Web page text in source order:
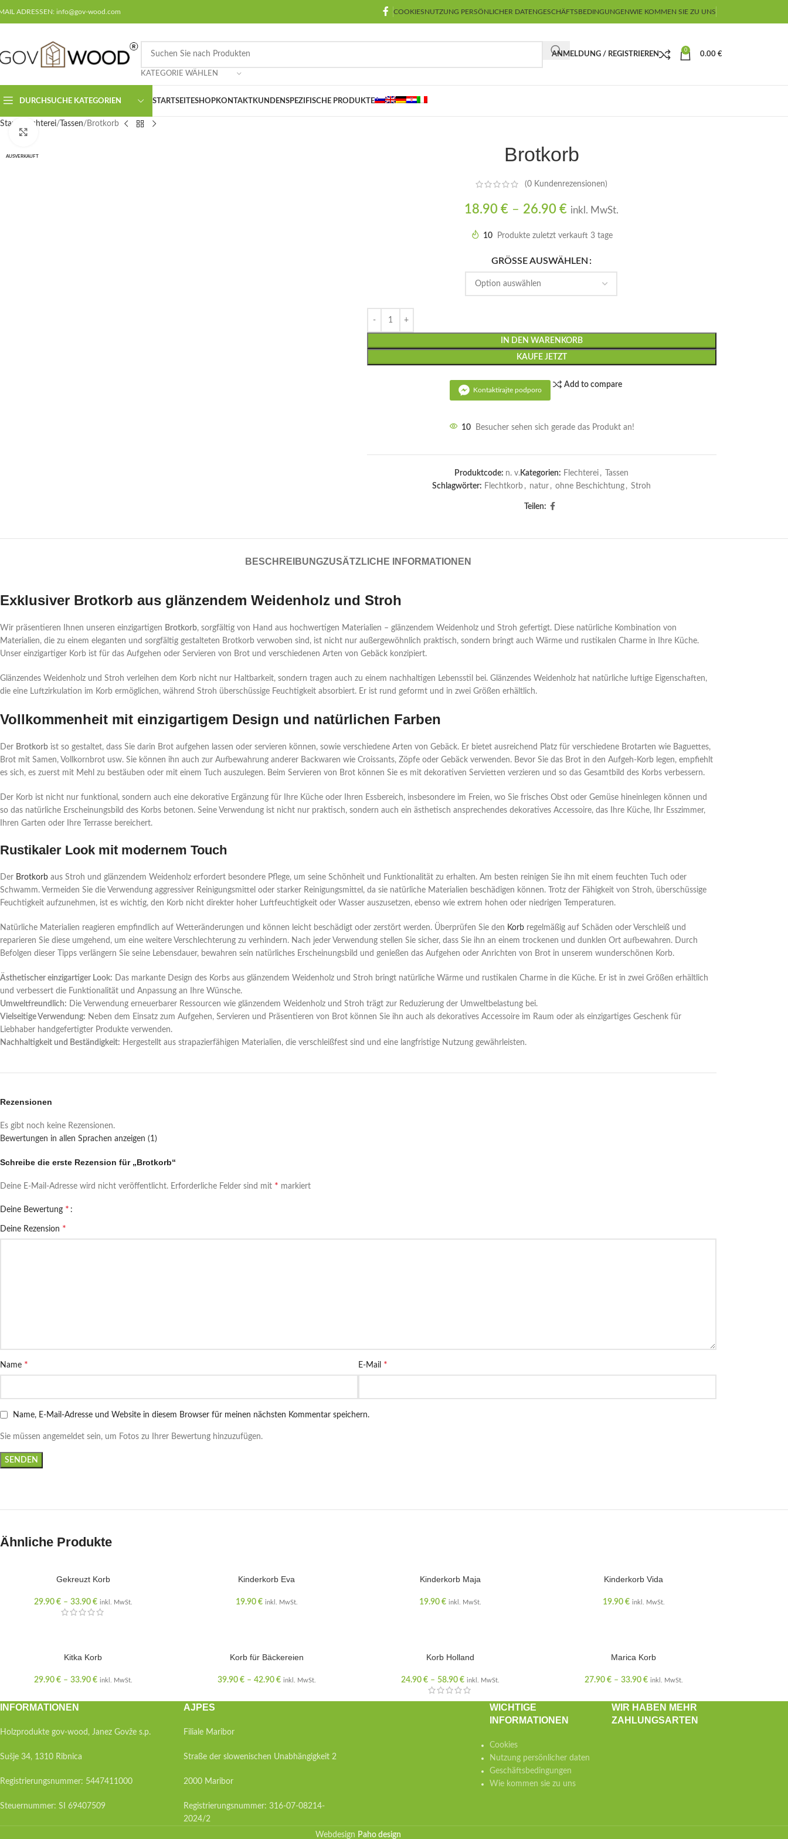
ADRESSEN: info@gov-wood.com COOKIESNUTZUNG PERSÖNLICHER DATENGESCHÄFTSBEDINGUNGENWIE KOMMEN SIE ZU UNS
KATEGORIE WÄHLEN
ANMELDUNG / REGISTRIEREN
0
0.00 €
DURCHSUCHE KATEGORIEN STARTSEITESHOPKONTAKTKUNDENSPEZIFISCHE PRODUKTE
Start Flechterei Tassen Brotkorb
AUSVERKAUFT Brotkorb
(0 Kundenrezensionen)
18.90€ – 26.90€ inkl. MwSt.
10 Produkte zuletzt verkauft 3 tage
GRÖSSE AUSWÄHLEN
IN DEN WARENKORB
KAUFE JETZT
Kontaktirajte podporo
Add to compare
10 Besucher sehen sich gerade das Produkt an!
Produktcode: n. v.Kategorien: Flechterei ,
Tassen
Schlagwörter: Flechtkorb , natur , ohne Beschichtung , Stroh
Teilen:
BESCHREIBUNGZUSÄTZLICHE INFORMATIONEN
Exklusiver Brotkorb aus glänzendem Weidenholz und Stroh
Wir präsentieren Ihnen unseren einzigartigen Brotkorb, sorgfältig von Hand aus hochwertigen Materialien – glänzendem Weidenholz und Stroh gefertigt. Diese natürliche Kombination von
Materialien, die zu einem eleganten und sorgfältig gestalteten Brotkorb verwoben sind, ist nicht nur außergewöhnlich praktisch, sondern bringt auch Wärme und rustikalen Charme in Ihre Küche.
Unser einzigartiger Korb ist für das Aufgehen oder Servieren von Brot und verschiedenen Arten von Gebäck konzipiert.
Glänzendes Weidenholz und Stroh verleihen dem Korb nicht nur Haltbarkeit, sondern tragen auch zu einem nachhaltigen Lebensstil bei. Glänzendes Weidenholz hat natürliche luftige Eigenschaften,
die eine Luftzirkulation im Korb ermöglichen, während Stroh überschüssige Feuchtigkeit absorbiert. Er ist rund geformt und in zwei Größen erhältlich.
Vollkommenheit mit einzigartigem Design und natürlichen Farben
Der Brotkorb ist so gestaltet, dass Sie darin Brot aufgehen lassen oder servieren können, sowie verschiedene Arten von Gebäck. Er bietet ausreichend Platz für verschiedene Brotarten wie Baguettes,
Brot mit Samen, Vollkornbrot usw. Sie können ihn auch zur Aufbewahrung anderer Backwaren wie Croissants, Zöpfe oder Gebäck verwenden. Bevor Sie das Brot in den Aufgeh-Korb legen, empfiehlt
es sich, es zuerst mit Mehl zu bestäuben oder mit einem Tuch auszulegen. Beim Servieren von Brot können Sie es mit dekorativen Servietten verzieren und so das Gesamtbild des Korbs verbessern.
Der Korb ist nicht nur funktional, sondern auch eine dekorative Ergänzung für Ihre Küche oder Ihren Essbereich, insbesondere im Freien, wo Sie frisches Obst oder Gemüse hineinlegen können und
so das natürliche Erscheinungsbild des Korbs betonen. Seine Verwendung ist nicht nur praktisch, sondern auch ein ästhetisch ansprechendes dekoratives Accessoire, das Ihre Küche, Ihr Esszimmer,
Ihren Garten oder Ihre Terrasse bereichert.
Rustikaler Look mit modernem Touch
Der Brotkorb aus Stroh und glänzendem Weidenholz erfordert besondere Pflege, um seine Schönheit und Funktionalität zu erhalten. Am besten reinigen Sie ihn mit einem feuchten Tuch oder
Schwamm. Vermeiden Sie die Verwendung aggressiver Reinigungsmittel oder starker Reinigungsmittel, da sie natürliche Materialien beschädigen können. Trotz der Fähigkeit von Stroh, überschüssige
Feuchtigkeit aufzunehmen, ist es wichtig, den Korb nicht direkter hoher Luftfeuchtigkeit oder Wasser auszusetzen, ebenso wie extrem hohen oder niedrigen Temperaturen.
Natürliche Materialien reagieren empfindlich auf Wetteränderungen und können leicht beschädigt oder zerstört werden. Überprüfen Sie den Korb regelmäßig auf Schäden oder Verschleiß und
reparieren Sie diese umgehend, um eine weitere Verschlechterung zu verhindern. Nach jeder Verwendung stellen Sie sicher, dass Sie ihn an einem trockenen und dunklen Ort aufbewahren. Durch
Befolgen dieser Tipps verlängern Sie seine Lebensdauer, bewahren sein natürliches Erscheinungsbild und genießen das Aufgehen oder Anrichten von Brot in unserem wunderschönen Korb.
Ästhetischer einzigartiger Look: Das markante Design des Korbs aus glänzendem Weidenholz und Stroh bringt natürliche Wärme und rustikalen Charme in die Küche. Er ist in zwei Größen erhältlich
und verbessert die Funktionalität und Anpassung an Ihre Wünsche.
Umweltfreundlich: Die Verwendung erneuerbarer Ressourcen wie glänzendem Weidenholz und Stroh trägt zur Reduzierung der Umweltbelastung bei.
Vielseitige Verwendung: Neben dem Einsatz zum Aufgehen, Servieren und Präsentieren von Brot können Sie ihn auch als dekoratives Accessoire im Raum oder als einzigartiges Geschenk für
Liebhaber handgefertigter Produkte verwenden.
Nachhaltigkeit und Beständigkeit: Hergestellt aus strapazierfähigen Materialien, die verschleißfest sind und eine langfristige Nutzung gewährleisten.
Rezensionen
Es gibt noch keine Rezensionen.
Bewertungen in allen Sprachen anzeigen (1)
Schreibe die erste Rezension für „Brotkorb“
Deine E-Mail-Adresse wird nicht veröffentlicht. Erforderliche Felder sind mit * markiert
Deine Bewertung *
Deine Rezension *
Name * E-Mail *
Name, E-Mail-Adresse und Website in diesem Browser für meinen nächsten Kommentar speichern.
Sie müssen angemeldet sein, um Fotos zu Ihrer Bewertung hinzuzufügen.
Ähnliche Produkte
Gekreuzt Korb
29.90 € – 33.90 € inkl. MwSt.
Kinderkorb Eva
19.90 € inkl. MwSt.
Kinderkorb Maja
19.90 € inkl. MwSt.
Kinderkorb Vida
19.90 € inkl. MwSt.
Kitka Korb
29.90 € – 33.90 € inkl. MwSt.
Korb für Bäckereien
39.90 € – 42.90 € inkl. MwSt.
Korb Holland
24.90 € – 58.90 € inkl. MwSt.
Marica Korb
27.90 € – 33.90 € inkl. MwSt.
INFORMATIONEN
Holzprodukte gov-wood, Janez Govže s.p.
Sušje 34, 1310 Ribnica
Registrierungsnummer: 5447411000
Steuernummer: SI 69407509
AJPES
Filiale Maribor
Straße der slowenischen Unabhängigkeit 2
2000 Maribor
Registrierungsnummer: 316-07-08214-
2024/2
WICHTIGE
INFORMATIONEN
Cookies
Nutzung persönlicher daten
Geschäftsbedingungen
Wie kommen sie zu uns
WIR HABEN MEHR
ZAHLUNGSARTEN
Webdesign Paho design